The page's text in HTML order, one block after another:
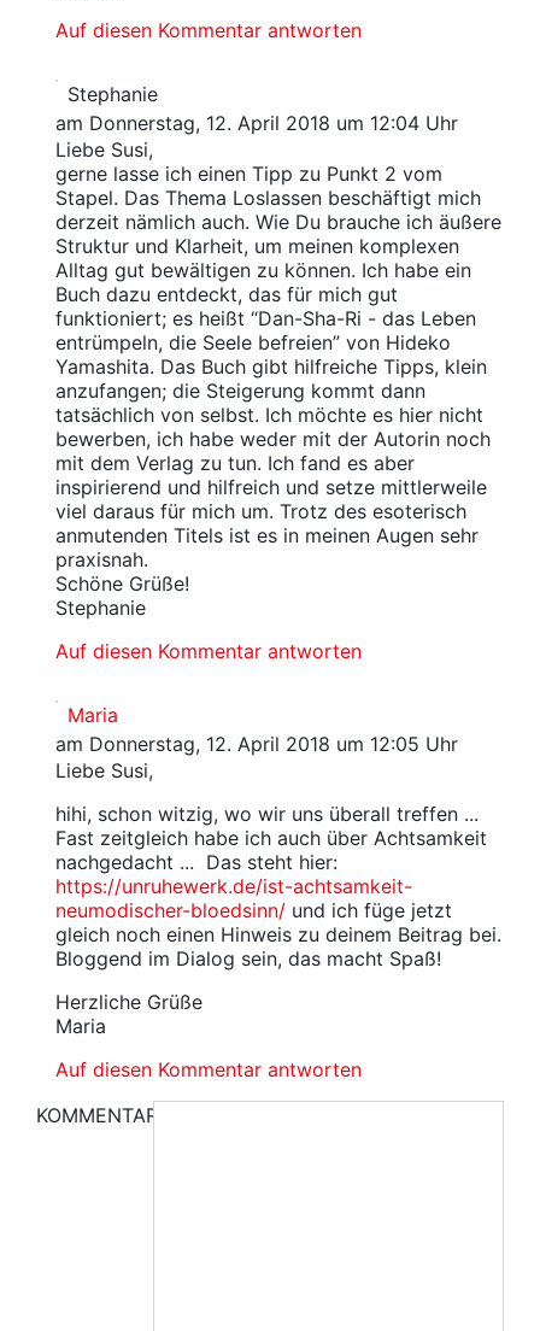
Auf diesen Kommentar antworten
Stephanie
am Donnerstag, 12. April 2018 um 12:04 Uhr
Liebe Susi,
gerne lasse ich einen Tipp zu Punkt 2 vom
Stapel. Das Thema Loslassen beschäftigt mich
derzeit nämlich auch. Wie Du brauche ich äußere
Struktur und Klarheit, um meinen komplexen
Alltag gut bewältigen zu können. Ich habe ein
Buch dazu entdeckt, das für mich gut
funktioniert; es heißt “Dan-Sha-Ri - das Leben
entrümpeln, die Seele befreien” von Hideko
Yamashita. Das Buch gibt hilfreiche Tipps, klein
anzufangen; die Steigerung kommt dann
tatsächlich von selbst. Ich möchte es hier nicht
bewerben, ich habe weder mit der Autorin noch
mit dem Verlag zu tun. Ich fand es aber
inspirierend und hilfreich und setze mittlerweile
viel daraus für mich um. Trotz des esoterisch
anmutenden Titels ist es in meinen Augen sehr
praxisnah.
Schöne Grüße!
Stephanie
Auf diesen Kommentar antworten
Maria
am Donnerstag, 12. April 2018 um 12:05 Uhr
Liebe Susi,
hihi, schon witzig, wo wir uns überall treffen ...
Fast zeitgleich habe ich auch über Achtsamkeit
nachgedacht ... Das steht hier:
https://unruhewerk.de/ist-achtsamkeit-
neumodischer-bloedsinn/und ich füge jetzt
gleich noch einen Hinweis zu deinem Beitrag bei.
Bloggend im Dialog sein, das macht Spaß!
Herzliche Grüße
Maria
Auf diesen Kommentar antworten
KOMMENTAR